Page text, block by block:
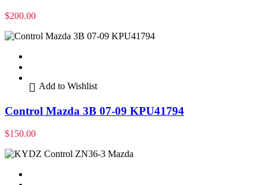
$200.00
Add to Wishlist
Control Mazda 3B 07-09 KPU41794
$150.00